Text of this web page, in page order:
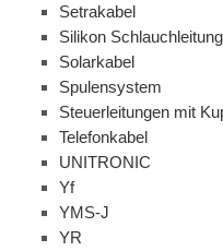
Setrakabel
Silikon Schlauchleitung
Solarkabel
Spulensystem
Steuerleitungen mit
Telefonkabel
UNITRONIC
Yf
YMS-J
YR